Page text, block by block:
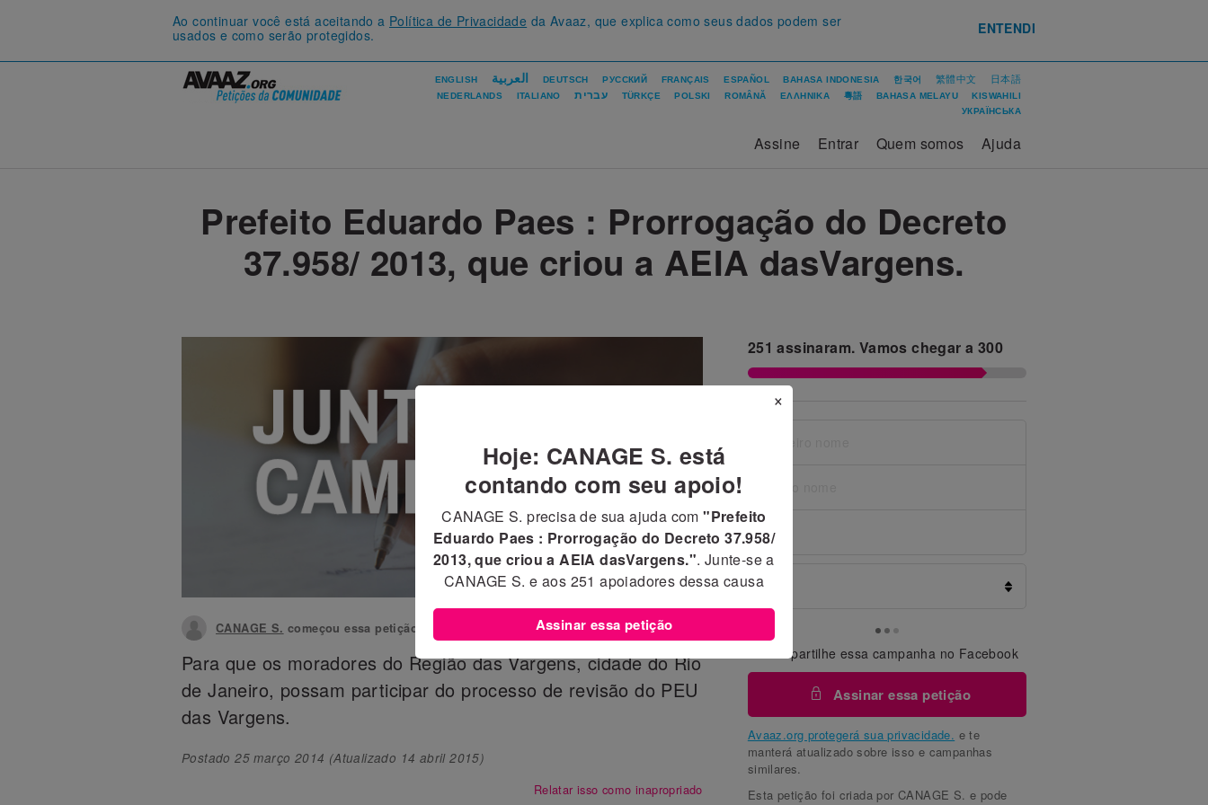
Ao continuar você está aceitando a Política de Privacidade da Avaaz, que explica como seus dados podem ser
usados e como serão protegidos.
ENTENDI
ENGLISH العربية DEUTSCH РУССКИЙ FRANÇAIS ESPAÑOL BAHASA INDONESIA 한국어 繁體中文 日本語
NEDERLANDS ITALIANO עברית TÜRKÇE POLSKI ROMÂNĂ ΕΛΛΗΝΙΚΑ 粵語 BAHASA MELAYU
KISWAHILI
УКРАЇНСЬКА
Assine Entrar Quem somos Ajuda
Prefeito Eduardo Paes : Prorrogação do Decreto
37.958/ 2013, que criou a AEIA dasVargens.
251 assinaram. Vamos chegar a 300
Compartilhe essa campanha no Facebook
Assinar essa petição
Avaaz.org protegerá sua privacidade. e te
manterá atualizado sobre isso e campanhas
similares.
Esta petição foi criada por CANAGE S. e pode
CANAGE S. começou essa petição para Prefeto Eduardo Paes
Para que os moradores do Região das Vargens, cidade do Rio
de Janeiro, possam participar do processo de revisão do PEU
das Vargens.
Postado25 março 2014 (Atualizado 14 abril 2015)
Relatar isso como inapropriado
×
Hoje: CANAGE S. está
contando com seu apoio!
CANAGE S. precisa de sua ajuda com"Prefeito
Eduardo Paes : Prorrogação do Decreto 37.958/
2013, que criou a AEIA dasVargens.". Junte-se a
CANAGE S. e aos 251 apoiadores dessa causa
Assinar essa petição